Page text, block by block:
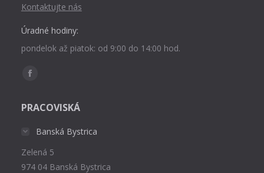
Kontaktujte nás
Úradné hodiny:
pondelok až piatok: od 9:00 do 14:00 hod.
Find us on:
Facebook
opens
window
PRACOVISKÁ
Banská Bystrica
Zelená 5
974 04 Banská Bystrica